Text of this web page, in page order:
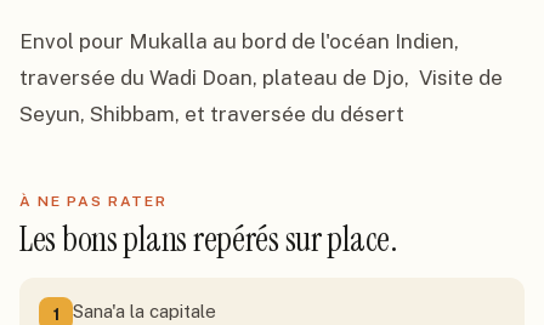
Envol pour Mukalla au bord de l'océan Indien,
traversée du Wadi Doan, plateau de Djo,  Visite de
Seyun, Shibbam, et traversée du désert
À NE PAS RATER
Les bons plans repérés sur place.
1 Sana'a la capitale